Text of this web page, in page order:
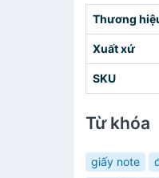
Thương
Xuất xứ
SKU
Từ khóa
giấy note